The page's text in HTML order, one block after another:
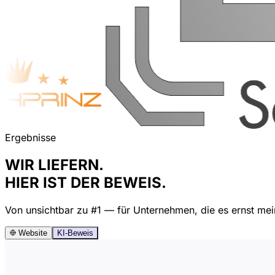
Ergebnisse
WIR LIEFERN.
HIER IST DER BEWEIS.
Von unsichtbar zu #1 — für Unternehmen, die es ernst
Website KI-Beweis